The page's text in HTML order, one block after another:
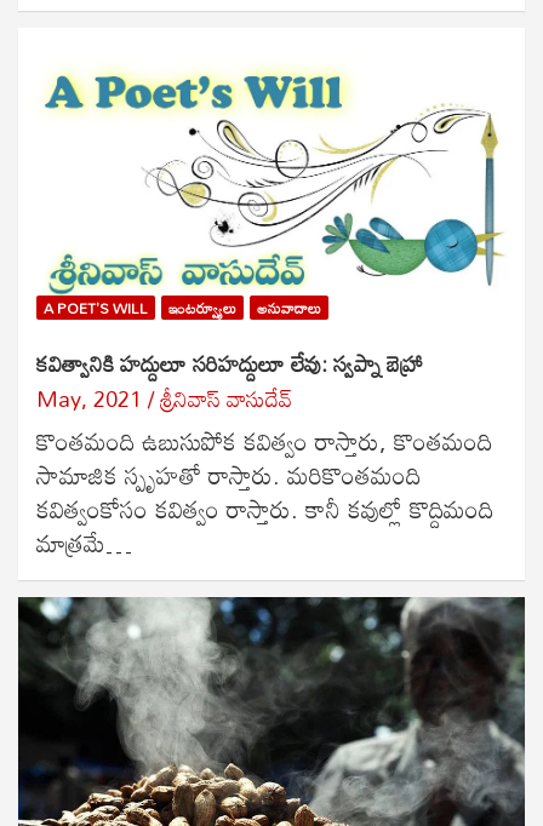
A POET'S WILL ఇంటర్వ్యూలు అనువాదాలు
కవిత్వానికి హద్దులూ సరిహద్దులూ లేవు: స్వప్నా బెహ్రా
May, 2021 శ్రీనివాస్ వాసుదేవ్
కొంతమంది ఉబుసుపోక కవిత్వం రాస్తారు, కొంతమంది
సామాజిక స్పృహతో రాస్తారు. మరికొంతమంది
కవిత్వంకోసం కవిత్వం రాస్తారు. కానీ కవుల్లో కొద్దిమంది
మాత్రమే…